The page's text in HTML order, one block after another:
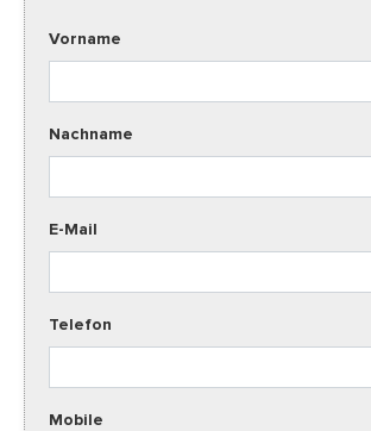
Vorname
Nachname
E-Mail
Telefon
Mobile